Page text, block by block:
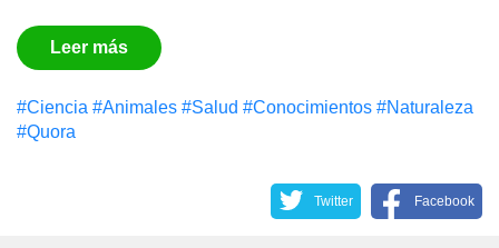
Leer más
#Сiencia #Animales #Salud #Conocimientos #Naturaleza
#Quora
Twitter Facebook